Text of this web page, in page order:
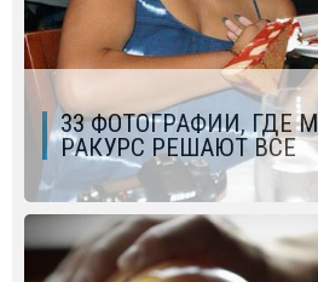
33 ФОТОГРАФИИ, ГДЕ
РАКУРС РЕШАЮТ ВСЕ